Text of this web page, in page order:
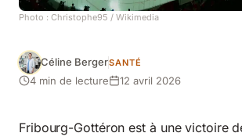
Photo : Christophe95 / Wikimedia
Céline BergerSANTÉ
4 min de lecture 12 avril 2026
Fribourg-Gottéron est à une victoire